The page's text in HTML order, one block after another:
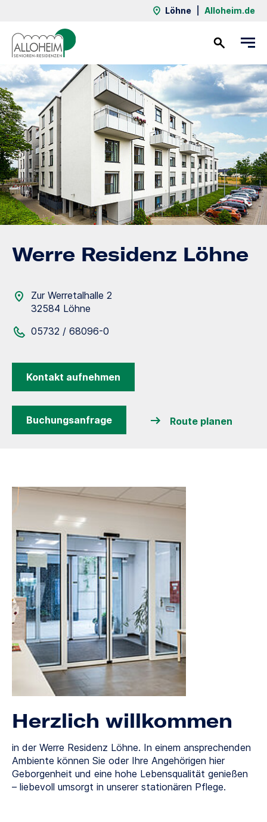
Löhne Alloheim.de
Werre Residenz Löhne
Zur Werretalhalle 2
32584 Löhne
05732 / 68096-0
Kontakt aufnehmen
Buchungsanfrage Route planen
Herzlich willkommen
in der Werre Residenz Löhne. In einem ansprechenden
Ambiente können Sie oder Ihre Angehörigen hier
Geborgenheit und eine hohe Lebensqualität genießen
– liebevoll umsorgt in unserer stationären Pflege.